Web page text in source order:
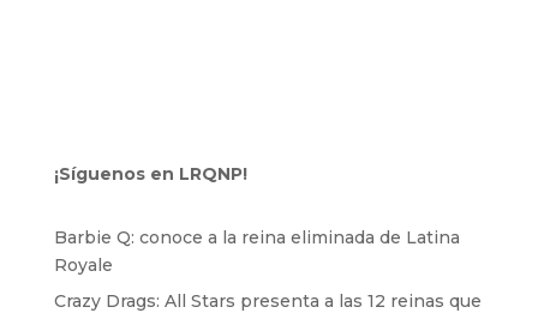
¡Síguenos en LRQNP!
Barbie Q: conoce a la reina eliminada de Latina
Royale
Crazy Drags: All Stars presenta a las 12 reinas que